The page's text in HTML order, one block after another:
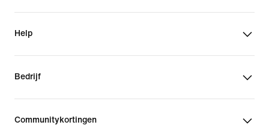
Help
Bedrijf
Communitykortingen